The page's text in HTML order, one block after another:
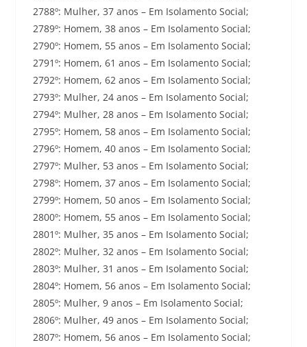
2788º: Mulher, 37 anos – Em Isolamento Social;
2789º: Homem, 38 anos – Em Isolamento Social;
2790º: Homem, 55 anos – Em Isolamento Social;
2791º: Homem, 61 anos – Em Isolamento Social;
2792º: Homem, 62 anos – Em Isolamento Social;
2793º: Mulher, 24 anos – Em Isolamento Social;
2794º: Mulher, 28 anos – Em Isolamento Social;
2795º: Homem, 58 anos – Em Isolamento Social;
2796º: Homem, 40 anos – Em Isolamento Social;
2797º: Mulher, 53 anos – Em Isolamento Social;
2798º: Homem, 37 anos – Em Isolamento Social;
2799º: Homem, 50 anos – Em Isolamento Social;
2800º: Homem, 55 anos – Em Isolamento Social;
2801º: Mulher, 35 anos – Em Isolamento Social;
2802º: Mulher, 32 anos – Em Isolamento Social;
2803º: Mulher, 31 anos – Em Isolamento Social;
2804º: Homem, 56 anos – Em Isolamento Social;
2805º: Mulher, 9 anos – Em Isolamento Social;
2806º: Mulher, 49 anos – Em Isolamento Social;
2807º: Homem, 56 anos – Em Isolamento Social;